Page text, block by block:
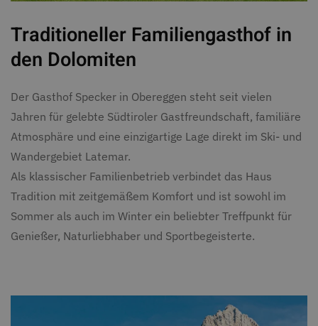
Traditioneller Familiengasthof in
den Dolomiten
Der Gasthof Specker in Obereggen steht seit vielen
Jahren für gelebte Südtiroler Gastfreundschaft, familiäre
Atmosphäre und eine einzigartige Lage direkt im Ski- und
Wandergebiet Latemar.
Als klassischer Familienbetrieb verbindet das Haus
Tradition mit zeitgemäßem Komfort und ist sowohl im
Sommer als auch im Winter ein beliebter Treffpunkt für
Genießer, Naturliebhaber und Sportbegeisterte.